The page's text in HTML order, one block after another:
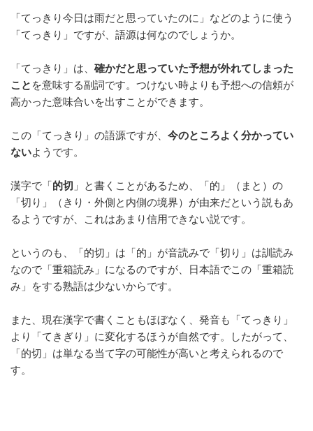
e
a
c
b
o
k
ck
「てっきり今日は雨だと思っていたのに」などのように使う
「てっきり」ですが、語源は何なのでしょうか。
「てっきり」は、 確かだと思っていた予想が外れてしまった
こと を意味する副詞です。つけない時よりも予想への信頼が
高かった意味合いを出すことができます。
この「てっきり」の語源ですが、 今のところよく分かってい
ないようです。
漢字で「的切 」と書くことがあるため、「的」（まと）の
「切り」（きり・外側と内側の境界）が由来だという説もあ
るようですが、これはあまり信用できない説です。
というのも、「的切」は「的」が音読みで「切り」は訓読み
なので「重箱読み」になるのですが、日本語でこの「重箱読
み」をする熟語は少ないからです。
また、現在漢字で書くこともほぼなく、発音も「てっきり」
より「てきぎり」に変化するほうが自然です。したがって、
「的切」は単なる当て字の可能性が高いと考えられるので
す。